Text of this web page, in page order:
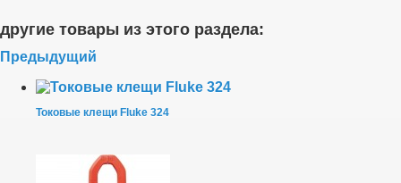
другие товары из этого раздела:
Предыдущий
Токовые клещи Fluke 324